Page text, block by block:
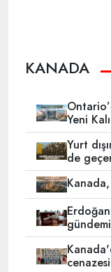
KANADA
Yeni
Yurt
de